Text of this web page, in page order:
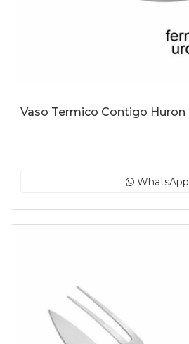
Vaso Termico Contigo Huron
WhatsApp